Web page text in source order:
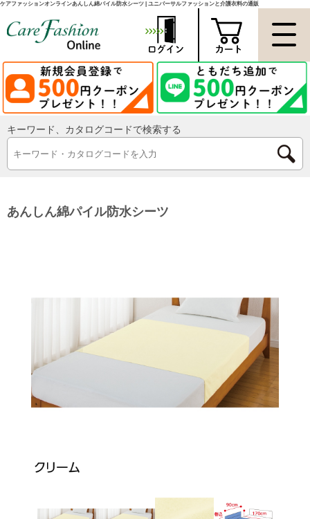
ケアファッションオンラインあんしん綿パイル防水シーツ | ユニバーサルファッションと介護衣料の通販
キーワード、カタログコードで検索する
あんしん綿パイル防水シーツ